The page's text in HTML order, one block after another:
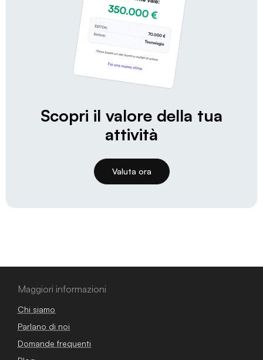
Scopri il valore della tua
attività
Valuta ora
Maggiori informazioni
Chi siamo
Parlano di noi
Domande frequenti